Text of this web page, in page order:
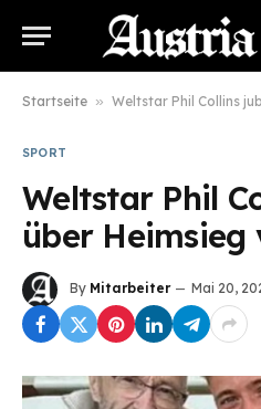
Startseite » Weltstar Phil Collins
SPORT
Weltstar Phil
über Heimsieg
By Mitarbeiter Mai 20,